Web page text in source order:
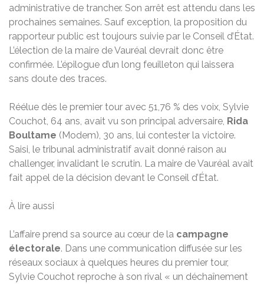
administrative de trancher. Son arrêt est attendu dans les
prochaines semaines. Sauf exception, la proposition du
rapporteur public est toujours suivie par le Conseil d’État.
L’élection de la maire de Vauréal devrait donc être
confirmée. L’épilogue d’un long feuilleton qui laissera
sans doute des traces.
Réélue dès le premier tour avec 51,76 % des voix, Sylvie
Couchot, 64 ans, avait vu son principal adversaire, Rida
Boultame (Modem), 30 ans, lui contester la victoire.
Saisi, le tribunal administratif avait donné raison au
challenger, invalidant le scrutin. La maire de Vauréal avait
fait appel de la décision devant le Conseil d’État.
À lire aussi
L’affaire prend sa source au cœur de la campagne
électorale. Dans une communication diffusée sur les
réseaux sociaux à quelques heures du premier tour,
Sylvie Couchot reproche à son rival « un déchaînement